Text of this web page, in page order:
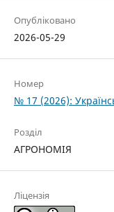
Опубліковано
2026-05-29
Номер
№ 17 (2026):
Розділ
АГРОНОМІЯ
Ліцензія